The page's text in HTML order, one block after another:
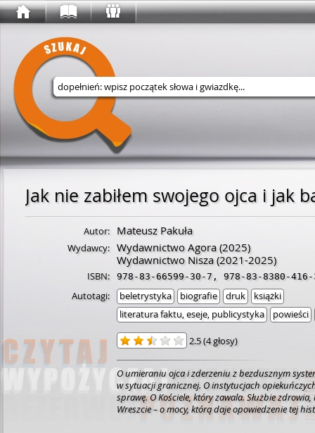
Wyszukaj w serwisie
Jak nie zabiłem swojego ojca i jak
Autor: Mateusz Pakuła
Wydawcy: Wydawnictwo Agora(2025)
Wydawnictwo Nisza(2021-2025)
ISBN: 978-83-66599-30-7 , 978-83-8380-416-
Autotagi: beletrystyka biografie druk
książki
literatura faktu, eseje, publicystyka
powieści
2.5(4 głosy)
O umieraniu ojca i zderzeniu z bezdusznym
w sytuacji granicznej. O instytucjach
sprawę. O Kościele, który zawala. Służbie
Wreszcie – o mocy, którą daje opowiedzenie tej